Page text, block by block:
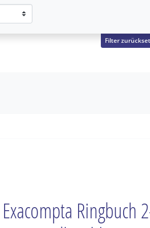
Filter
Exacompta Ringbuch